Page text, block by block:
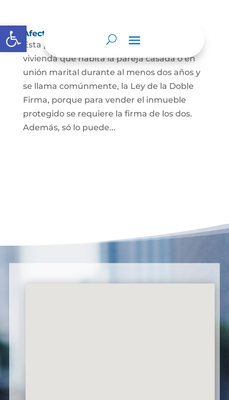
Abrir barra de herramientas
Afectación a Vivienda familiar
Esta protección la ordena la ley sobre la
vivienda que habita la pareja casada o en
unión marital durante al menos dos años y
se llama comúnmente, la Ley de la Doble
Firma, porque para vender el inmueble
protegido se requiere la firma de los dos.
Además, só lo puede...